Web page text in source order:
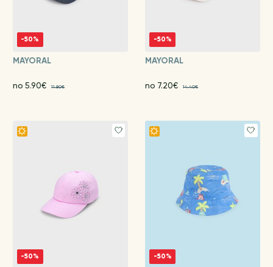
-50%
MAYORAL
no 5.90€ 11.80€
-50%
MAYORAL
no 7.20€ 14.40€
-50% -50%